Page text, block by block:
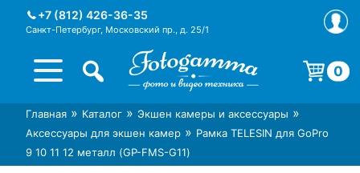
+7 (812) 426-36-35
Санкт-Петербург, Московский пр., д. 25/1
Интернет-магазин фототехники
Foto-Gamma в СПб
Магазин фотоаксессуаров foto-
gamma.ru
0
Корзина пуста.
Главная » Каталог » Экшен камеры и аксессуары »
Аксессуары для экшен камер » Рамка TELESIN для GoPro
9 10 11 12 металл (GP-FMS-G11)